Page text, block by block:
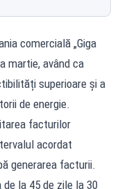
comercială „Giga
martie, având ca
superioare și a
de energie.
facturilor
acordat
generarea facturii.
la 45 de zile la 30